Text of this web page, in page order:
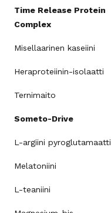
Time Release Protein
Complex
Misellaarinen kaseiini
Heraproteiinin-isolaatti
Ternimaito
Someto-Drive
L-argiini pyroglutamaatti
Melatoniini
L-teaniini